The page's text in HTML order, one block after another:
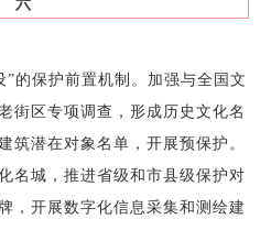
六
”的保护前置机制。加强与全国文
街区专项调查，形成历史文化名
筑潜在对象名单，开展预保护。
名城，推进省级和市县级保护对
，开展数字化信息采集和测绘建